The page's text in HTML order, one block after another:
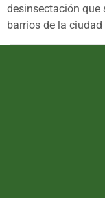
desinsectación que
barrios de la ciudad